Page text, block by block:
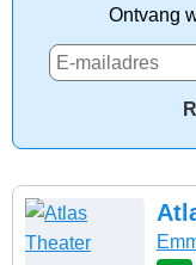
Ontvang